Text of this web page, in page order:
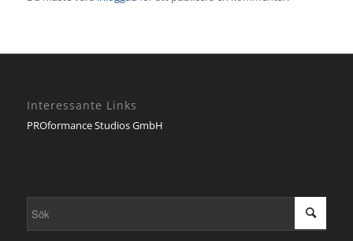
Interessante Links
PROformance Studios GmbH